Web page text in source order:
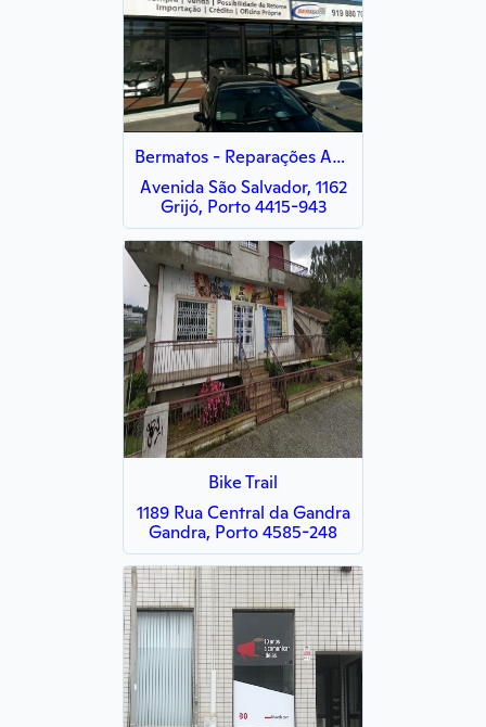
Bermatos - Reparações Automóveis, Lda.
Avenida São Salvador, 1162
Grijó, Porto 4415-943
Bike Trail
1189 Rua Central da Gandra
Gandra, Porto 4585-248